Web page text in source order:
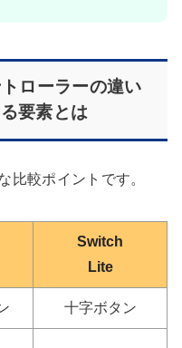
ローラーの違い
要素とは
比較ポイントです。
Switch
Lite
十字ボタン